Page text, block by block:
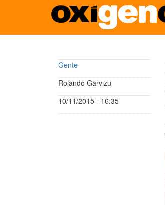
Pasar
Gente
Rolando Garvizu
10/11/2015 - 16:35